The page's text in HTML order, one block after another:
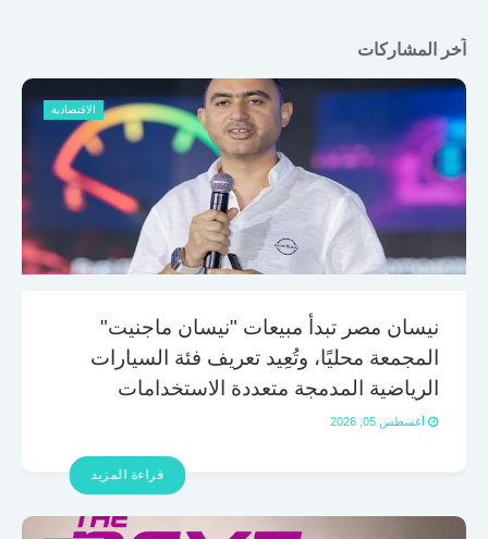
آخر المشاركات
الاقتصادية
نيسان مصر تبدأ مبيعات "نيسان ماجنيت"
المجمعة محليًا، وتُعِيد تعريف فئة السيارات
الرياضية المدمجة متعددة الاستخدامات
أغسطس 05, 2026
قراءة المزيد